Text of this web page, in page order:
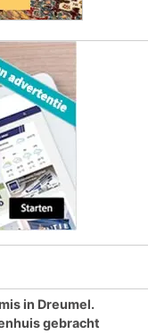
in Dreumel.
gebracht